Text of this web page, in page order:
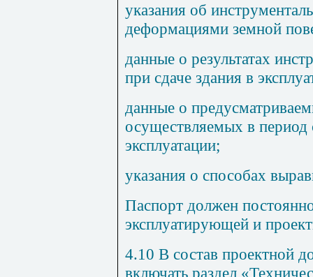
указания об
деформациями земной
данные о результатах
при сдаче здания в
данные о
осуществляемых в период
эксплуатации;
указания о способах
Паспорт должен
эксплуатирующей и
4.10 В состав проектной
включать раздел